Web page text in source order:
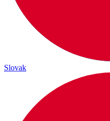
Slovak